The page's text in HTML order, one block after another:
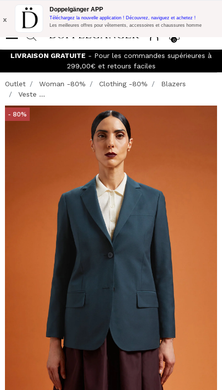
Promo Flash: 10% de réduction supplémentaire sur 300€ d'achat
avec le code:
0
x
Doppelgänger APP
Téléchargez la nouvelle application ! Découvrez, naviguez et achetez !
Les meilleures offres pour vêtements, accessoires et chaussures homme
LIVRAISON GRATUITE - Pour les commandes supérieures à
299,00€ et retours faciles
Outlet Woman -80% Clothing -80%
Blazers
Veste ...
- 80%